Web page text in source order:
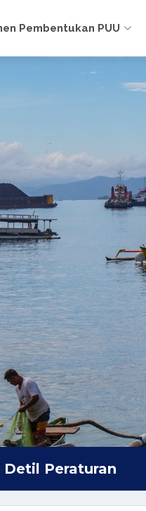
Pembentukan PUU
Peraturan